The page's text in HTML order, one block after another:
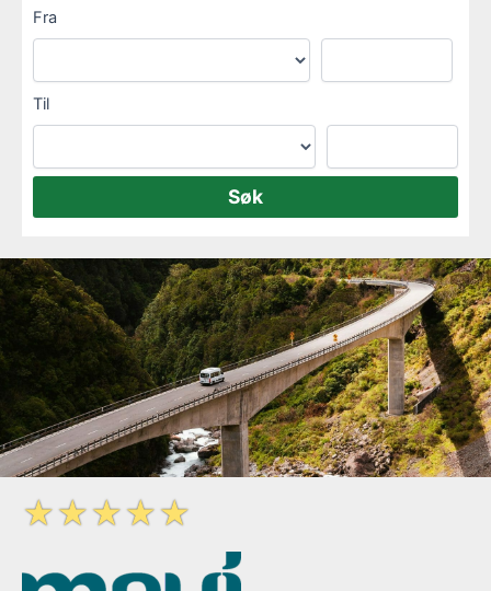
Fra
Til
☆☆☆☆☆